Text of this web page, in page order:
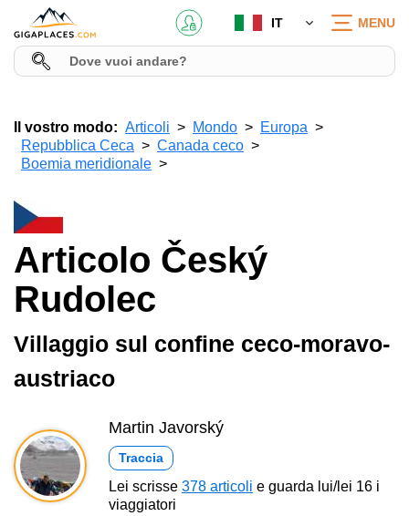
IT MENU
Il vostro modo: Articoli Mondo
Europa
Repubblica Ceca
Canada ceco
Boemia meridionale
Articolo Český
Rudolec
Villaggio sul confine ceco-moravo-
austriaco
Martin Javorský
Traccia
Lei scrisse 378 articoli e guarda lui/lei 16 i
viaggiatori